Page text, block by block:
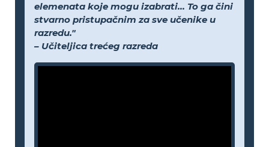
elemenata koje mogu izabrati... To ga čini
stvarno pristupačnim za sve učenike u
razredu."
– Učiteljica trećeg razreda